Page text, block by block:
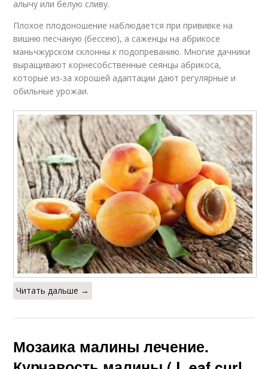
алычу или белую сливу.
Плохое плодоношение наблюдается при прививке на
вишню песчаную (бессею), а саженцы на абрикосе
маньчжурском склонны к подопреванию. Многие дачники
выращивают корнесобственные сеянцы абрикоса,
которые из-за хорошей адаптации дают регулярные и
обильные урожаи.
Читать дальше →
Мозаика малины лечение.